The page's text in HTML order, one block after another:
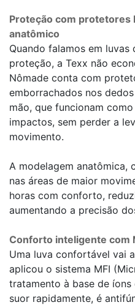
Proteção com protetores
anatômico
Quando falamos em
proteção, a Texx não
Nômade conta com
emborrachados nos
mão, que funcionam
impactos, sem perder a
movimento.
A modelagem anatômica,
nas áreas de maior
horas com conforto,
aumentando a precisão
Conforto inteligente com
Uma luva confortável vai
aplicou o sistema MFI
tratamento à base de
suor rapidamente, é